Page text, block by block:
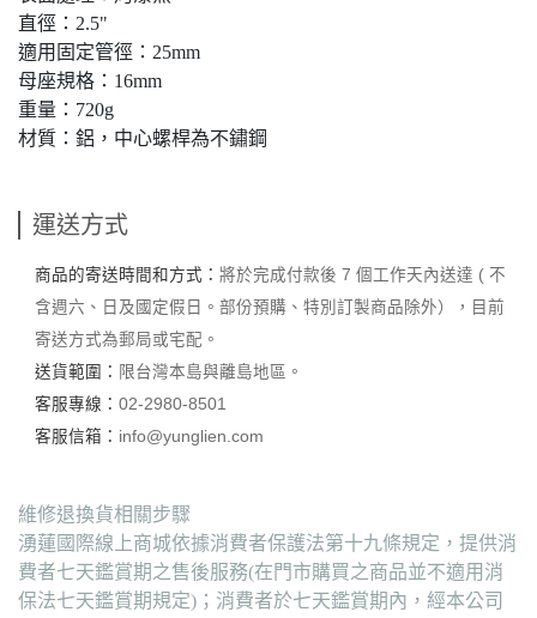
直徑：2.5"
適用固定管徑：25mm
母座規格：16mm
重量：720g
材質：鋁，中心螺桿為不鏽鋼
運送方式
商品的寄送時間和方式： 將於完成付款後 7 個工作天內送達 ( 不
含週六、日及國定假日。部份預購、特別訂製商品除外），目前
寄送方式為郵局或宅配。
送貨範圍： 限台灣本島與離島地區。
客服專線： 02-2980-8501
客服信箱： info@yunglien.com
維修退換貨相關步驟
湧蓮國際線上商城依據消費者保護法第十九條規定，提供消
費者七天鑑賞期之售後服務(在門市購買之商品並不適用消
保法七天鑑賞期規定)；消費者於七天鑑賞期內，經本公司